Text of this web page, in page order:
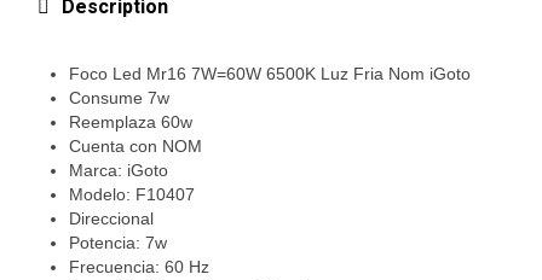
Description
Foco Led Mr16 7W=60W 6500K Luz Fria Nom iGoto
Consume 7w
Reemplaza 60w
Cuenta con NOM
Marca: iGoto
Modelo: F10407
Direccional
Potencia: 7w
Frecuencia: 60 Hz